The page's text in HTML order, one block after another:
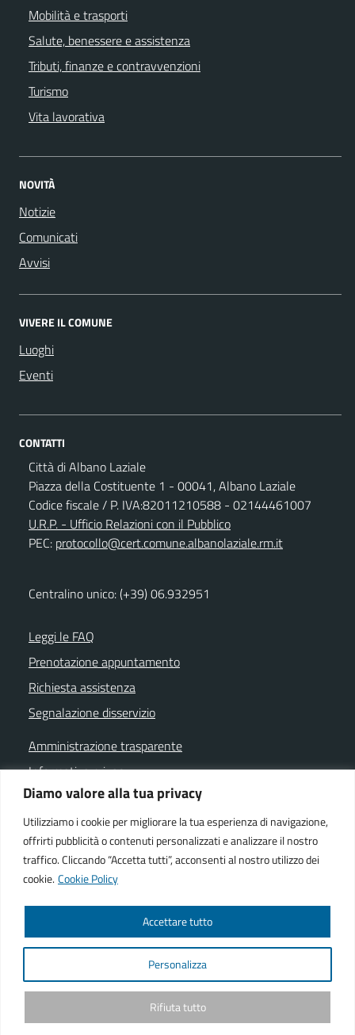
Diamo valore alla tua privacy
Utilizziamo i cookie per migliorare la tua esperienza di navigazione,
offrirti pubblicità o contenuti personalizzati e analizzare il nostro
traffico. Cliccando “Accetta tutti”, acconsenti al nostro utilizzo dei
cookie. Cookie Policy
Personalizza
Rifiuta tutto
Accettare tutto
Mobilità e trasporti
Salute, benessere e assistenza
Tributi, finanze e contravvenzioni
Turismo
Vita lavorativa
NOVITÀ
Notizie
Comunicati
Avvisi
VIVERE IL COMUNE
Luoghi
Eventi
CONTATTI
Città di Albano Laziale
Piazza della Costituente 1 - 00041, Albano Laziale
Codice fiscale / P. IVA:82011210588 - 02144461007
U.R.P. - Ufficio Relazioni con il Pubblico
PEC: protocollo@cert.comune.albanolaziale.rm.it
Centralino unico: (+39) 06.932951
Leggi le FAQ
Prenotazione appuntamento
Richiesta assistenza
Segnalazione disservizio
Amministrazione trasparente
Informativa privacy
Note legali
Dichiarazione di accessibilità
Cookie policy
Facebook istituzionale
Facebook museo civico
YouTubeTelegramWhatsapp
Powered byWe-COM srl